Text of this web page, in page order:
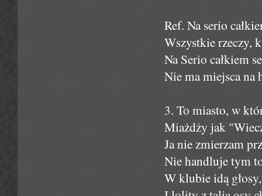
Ref. Na serio
Wszystkie rzeczy,
Na Serio całkiem
Nie ma miejsca na
3. To miasto, w
Miażdży jak
Ja nie zmierzam
Nie handluje tym
W klubie idą